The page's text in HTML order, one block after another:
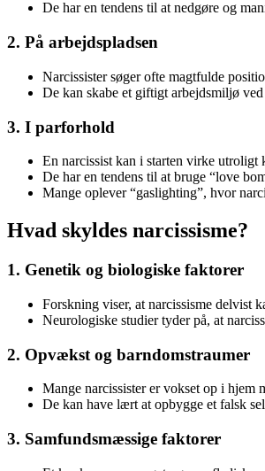
De har en tendens til at nedgøre og
2. På arbejdspladsen
Narcissister søger ofte magtfulde
De kan skabe et giftigt arbejdsmiljø
3. I parforhold
En narcissist kan i starten virke
De har en tendens til at bruge “love
Mange oplever “gaslighting”, hvor
Hvad skyldes narcissisme?
1. Genetik og biologiske faktorer
Forskning viser, at narcissisme delvist
Neurologiske studier tyder på, at
2. Opvækst og barndomstraumer
Mange narcissister er vokset op i hjem
De kan have lært at opbygge et falsk
3. Samfundsmæssige faktorer